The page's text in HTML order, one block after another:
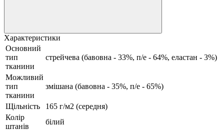
Характеристики
Основний
тип
тканини
стрейчева (бавовна - 33%, п/е - 64%, еластан - 3%)
Можливий
тип
тканини
змішана (бавовна - 35%, п/е - 65%)
Щільність
165 г/м2 (середня)
Колір
штанів
білий